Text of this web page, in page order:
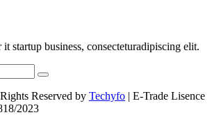
startup business, consecteturadipiscing elit.
Reserved by Techyfo | E-Trade Lisence
2023